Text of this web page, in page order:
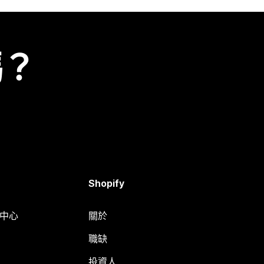
心
Shopify
關於
職缺